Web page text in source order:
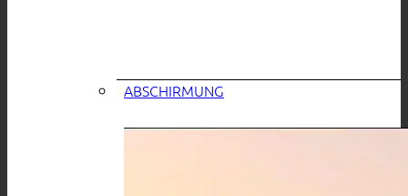
ABSCHIRMUNG